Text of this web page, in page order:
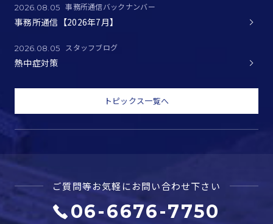
2026.08.05 事務所通信バックナンバー
事務所通信【2026年7月】
2026.08.05 スタッフブログ
熱中症対策
トピックス一覧へ
ご質問等お気軽にお問い合わせ下さい
06-6676-7750